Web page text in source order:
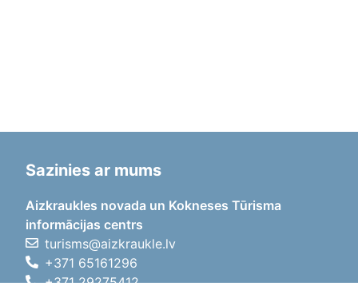
Sazinies ar mums
Aizkraukles novada un Kokneses Tūrisma
informācijas centrs
turisms@aizkraukle.lv
+371 65161296
+371 29275412